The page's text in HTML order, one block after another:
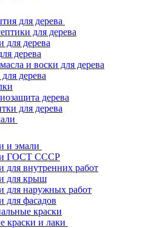
для дерева
для дерева
для дерева
дерева
и воски для дерева
дерева
дерева
для дерева
и эмали
ГОСТ СССР
для внутренних работ
для крыш
для наружных работ
для фасадов
краски
краски и лаки